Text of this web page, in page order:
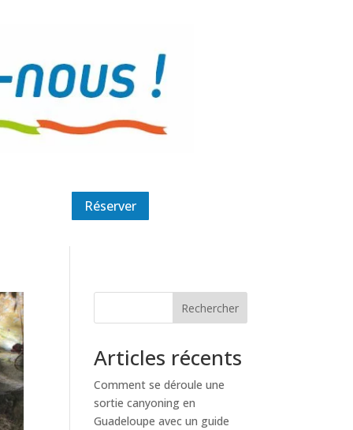
Réserver
Rechercher
Articles récents
Comment se déroule une
sortie canyoning en
Guadeloupe avec un guide